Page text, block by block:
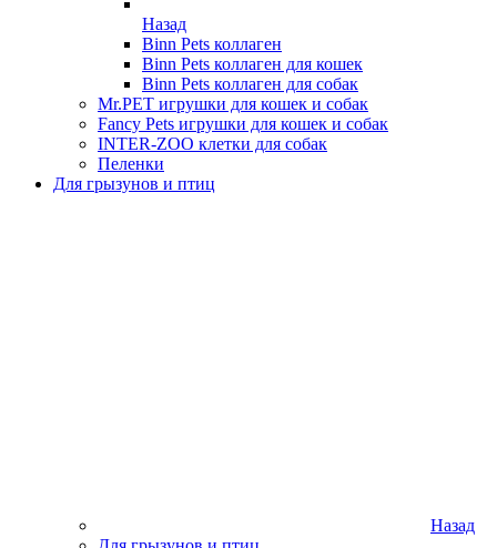
Назад
Binn Pets коллаген
Binn Pets коллаген для кошек
Binn Pets коллаген для собак
Mr.PET игрушки для кошек и собак
Fancy Pets игрушки для кошек и собак
INTER-ZOO клетки для собак
Пеленки
Для грызунов и птиц
Назад